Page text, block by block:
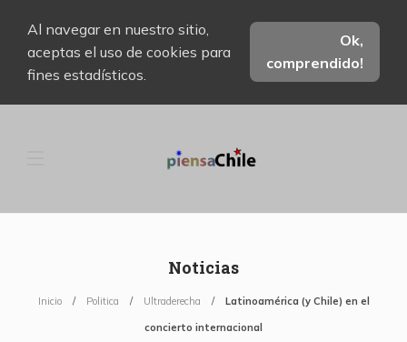
Al navegar en nuestro sitio,
aceptas el uso de cookies para
fines estadísticos.
Ok,
comprendido!
Noticias
Inicio Politica Ultraderecha Latinoamérica (y Chile) en el
concierto internacional